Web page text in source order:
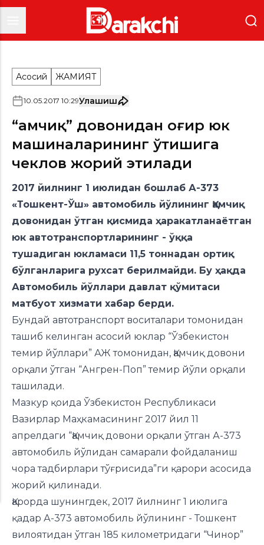
Асосий ЖАМИЯТ
10.05.2017 10:29Улашиш
“Қамчиқ” довонидан оғир юк
машиналарининг ўтишига
чеклов жорий этилади
2017 йилнинг 1 июлидан бошлаб А-373
«Тошкент-Ўш» автомобиль йўлининг Қамчиқ
довонидан ўтган қисмида ҳаракатланаётган
юк автотранспортларининг - ўққа
тушадиган юкламаси 11,5 тоннадан ортиқ
бўлганларига рухсат берилмайди. Бу ҳақда
Автомобиль йўллари давлат қўмитаси
матбуот хизмати хабар берди.
Бундай автотранспорт воситалари томонидан
ташиб келинган асосий юклар “Ўзбекистон
темир йўллари” АЖ томонидан, Қамчиқ довони
орқали ўтган “Ангрен-Поп” темир йўли орқали
ташилади.
Мазкур қоида Ўзбекистон Республикаси
Вазирлар Маҳкамасининг 2017 йил 11
апрелдаги “Қамчиқ довони орқали ўтган А-373
автомобиль йўлидан самарали фойдаланиш
чора тадбирлари тўғрисида”ги қарори асосида
жорий қилинади.
Қарорда шунингдек, 2017 йилнинг 1 июлига
қадар А-373 автомобиль йўлининг - Тошкент
вилоятидан ўтган 185 километридаги “Чинор”